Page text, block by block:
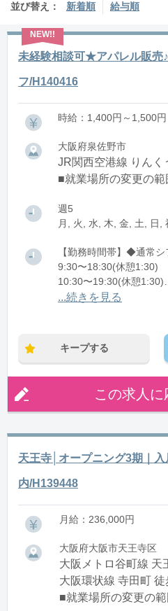
並び替え： 新着順 給与順
未経験相談可★アパレル販売
フ/H140416
時給：1,400円～1,500円
大阪府泉佐野市
JR関西空港線 りんく
■就業場所の変更の範
週5
月, 火, 水, 木, 金, 土, 日,
【勤務時間帯】◆通常
9:30〜18:30(休憩1:30)
10:30〜19:30(休憩1:30)
11:30〜20:30(休憩1:30)
...続きを見る
キープする
この求人に
天王寺│オープニング3期｜
内/H139448
月給：236,000円
大阪府大阪市天王寺区
大阪メトロ谷町線 天
大阪環状線 寺田町 徒
■就業場所の変更の範